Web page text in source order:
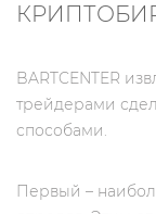
BARTCENTER
трейдерами
способами.
Первый –